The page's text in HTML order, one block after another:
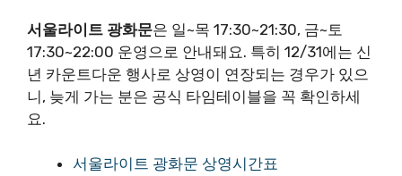
서울라이트 광화문은 일~목 17:30~21:30, 금~토
17:30~22:00 운영으로 안내돼요. 특히 12/31에는 신
년 카운트다운 행사로 상영이 연장되는 경우가 있으
니, 늦게 가는 분은 공식 타임테이블을 꼭 확인하세
요.
서울라이트 광화문 상영시간표